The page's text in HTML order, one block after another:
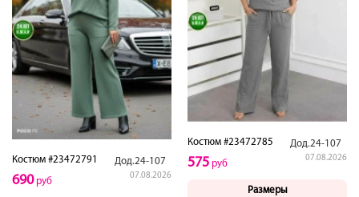
Костюм #23472791 Дод.24-107
07.08.2026
690руб
Костюм #23472785 Дод.24-107
07.08.2026
575 руб
Размеры